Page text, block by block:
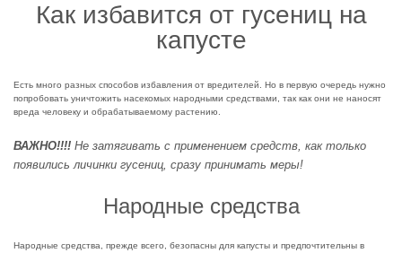
Как избавится от гусениц на
капусте
Есть много разных способов избавления от вредителей. Но в первую очередь нужно
попробовать уничтожить насекомых народными средствами, так как они не наносят
вреда человеку и обрабатываемому растению.
ВАЖНО!!!! Не затягивать с применением средств, как только
появились личинки гусениц, сразу принимать меры!
Народные средства
Народные средства, прежде всего, безопасны для капусты и предпочтительны в